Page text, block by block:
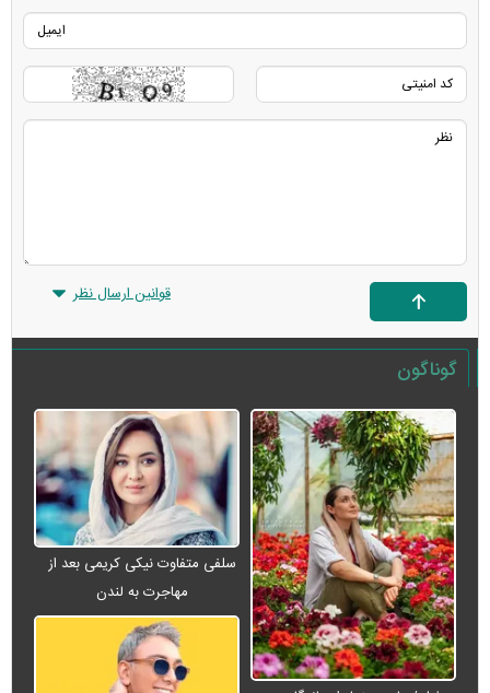
قوانین ارسال نظر
گوناگون
سلفی متفاوت نیکی کریمی بعد از
مهاجرت به لندن